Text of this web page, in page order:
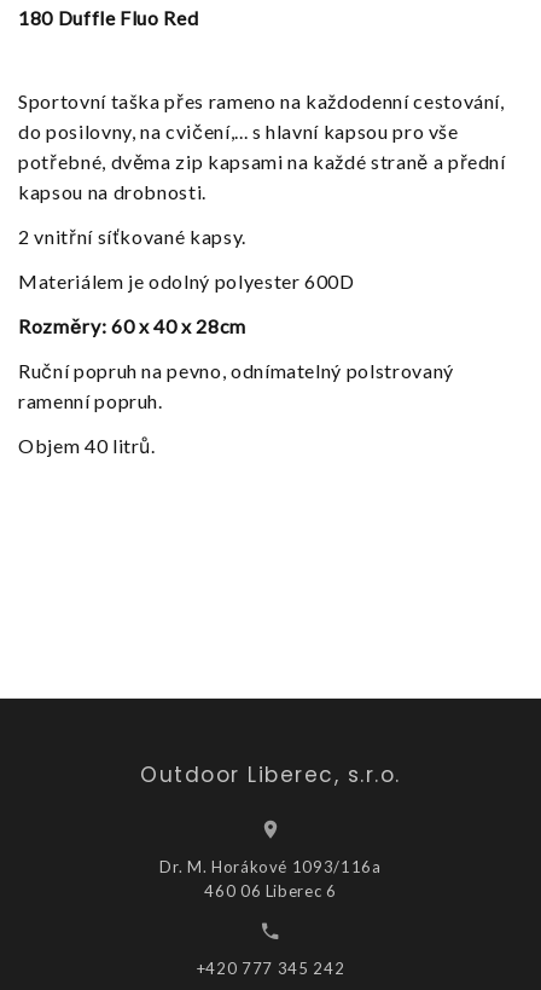
180 Duffle Fluo Red
Sportovní taška přes rameno na každodenní cestování,
do posilovny, na cvičení,... s hlavní kapsou pro vše
potřebné, dvěma zip kapsami na každé straně a přední
kapsou na drobnosti.
2 vnitřní síťkované kapsy.
Materiálem je odolný polyester 600D
Rozměry: 60 x 40 x 28cm
Ruční popruh na pevno, odnímatelný polstrovaný
ramenní popruh.
Objem 40 litrů.
Outdoor Liberec, s.r.o.
Dr. M. Horákové 1093/116a
460 06 Liberec 6
+420 777 345 242